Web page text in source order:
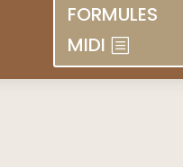
FORMULES
MIDI